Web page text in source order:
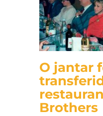
O jantar
Brothers